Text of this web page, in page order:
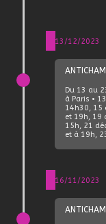
13/12/2023
Du 13 au
à Paris •
14h30, 15
et 19h, 19
15h, 21
et à 19h,
16/11/2023